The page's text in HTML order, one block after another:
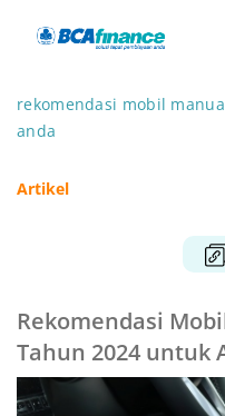
rekomendasi mobil
anda
Artikel
Rekomendasi
Tahun 2024 untuk